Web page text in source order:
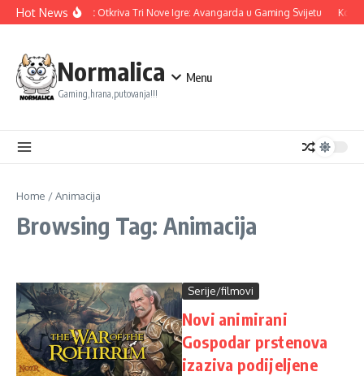
Skip to content
Hot NewsUbisoft Otkriva Tri Nove Igre: Avangarda u Gaming Svijetu
Normalica
Gaming,hrana,putovanja!!!
Menu
Home /Animacija
Browsing Tag: Animacija
Serije/filmovi
Novi animirani
Gospodar prstenova
izaziva podijeljene